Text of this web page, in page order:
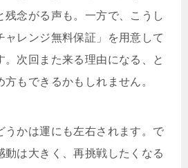
念がる声も。一方で、こうし
ャレンジ無料保証」を用意して
。次回また来る理由になる、と
もできるかもしれません。
うかは運にも左右されます。で
動は大きく、再挑戦したくなる